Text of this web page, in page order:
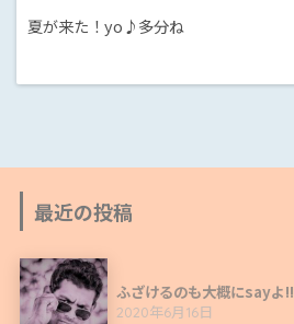
夏が来た！yo♪多分ね
最近の投稿
ふざけるのも大概にsayよ!!
2020年6月16日